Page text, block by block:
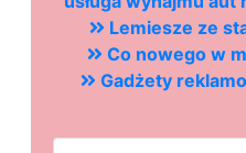
Lemiesze ze
Co nowego w
Gadżety